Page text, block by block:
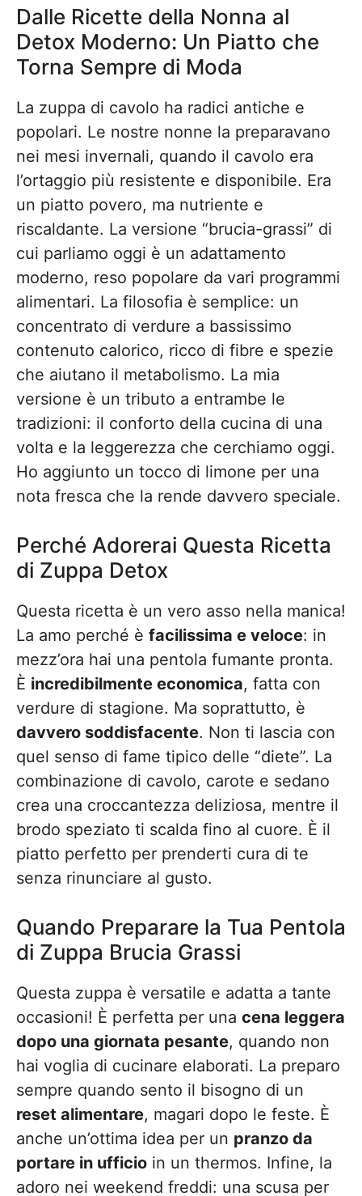
Dalle Ricette della Nonna al
Detox Moderno: Un Piatto che
Torna Sempre di Moda
La zuppa di cavolo ha radici antiche e
popolari. Le nostre nonne la preparavano
nei mesi invernali, quando il cavolo era
l’ortaggio più resistente e disponibile. Era
un piatto povero, ma nutriente e
riscaldante. La versione “brucia-grassi” di
cui parliamo oggi è un adattamento
moderno, reso popolare da vari programmi
alimentari. La filosofia è semplice: un
concentrato di verdure a bassissimo
contenuto calorico, ricco di fibre e spezie
che aiutano il metabolismo. La mia
versione è un tributo a entrambe le
tradizioni: il conforto della cucina di una
volta e la leggerezza che cerchiamo oggi.
Ho aggiunto un tocco di limone per una
nota fresca che la rende davvero speciale.
Perché Adorerai Questa Ricetta
di Zuppa Detox
Questa ricetta è un vero asso nella manica!
La amo perché è facilissima e veloce: in
mezz’ora hai una pentola fumante pronta.
È incredibilmente economica, fatta con
verdure di stagione. Ma soprattutto, è
davvero soddisfacente. Non ti lascia con
quel senso di fame tipico delle “diete”. La
combinazione di cavolo, carote e sedano
crea una croccantezza deliziosa, mentre il
brodo speziato ti scalda fino al cuore. È il
piatto perfetto per prenderti cura di te
senza rinunciare al gusto.
Quando Preparare la Tua Pentola
di Zuppa Brucia Grassi
Questa zuppa è versatile e adatta a tante
occasioni! È perfetta per una cena leggera
dopo una giornata pesante, quando non
hai voglia di cucinare elaborati. La preparo
sempre quando sento il bisogno di un
reset alimentare, magari dopo le feste. È
anche un’ottima idea per un pranzo da
portare in ufficio in un thermos. Infine, la
adoro nei weekend freddi: una scusa per